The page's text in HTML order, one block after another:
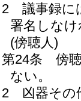
2
議事録に
署名しな
(傍聴人)
第24条
傍
ない。
2
凶器その